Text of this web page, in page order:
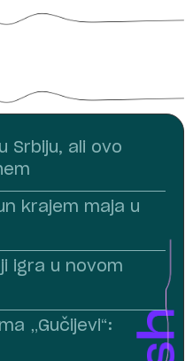
Srbiju, ali ovo
krajem maja u
igra u novom
„Gučijevi“: